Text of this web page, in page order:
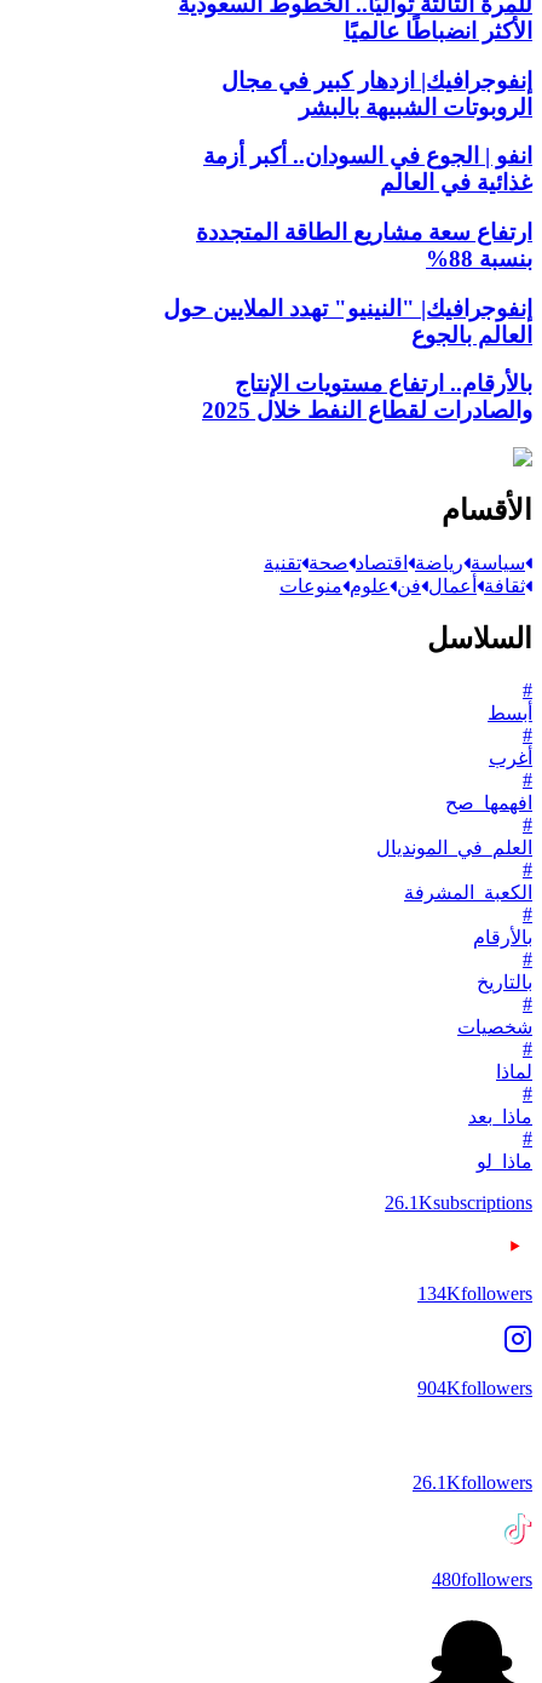
الأكثر انضباطًا عالميًا
إنفوجرافيك| ازدهار كبير في مجال
الروبوتات الشبيهة بالبشر
انفو | الجوع في السودان.. أكبر أزمة
غذائية في العالم
ارتفاع سعة مشاريع الطاقة المتجددة
بنسبة 88%
إنفوجرافيك| "النينيو" تهدد الملايين حول
العالم بالجوع
بالأرقام.. ارتفاع مستويات الإنتاج
والصادرات لقطاع النفط خلال 2025
الأقسام
سياسة رياضة اقتصاد صحة تقنية
ثقافة أعمال فن علوم منوعات
السلاسل
#
أبسط
#
أغرب
#
افهمها_صح
#
العلم_في_المونديال
#
الكعبة_المشرفة
#
بالأرقام
#
بالتاريخ
#
شخصيات
#
لماذا
#
ماذا_بعد
#
ماذا_لو
26.1Ksubscriptions
134Kfollowers
904Kfollowers
26.1Kfollowers
480followers